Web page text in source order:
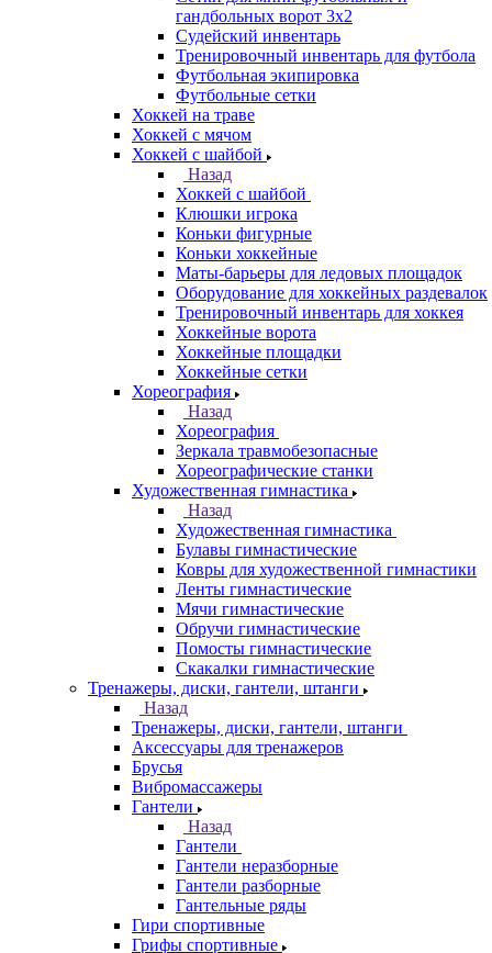
гандбольных ворот 3х2
Судейский инвентарь
Тренировочный инвентарь для футбола
Футбольная экипировка
Футбольные сетки
Хоккей на траве
Хоккей с мячом
Хоккей с шайбой
Назад
Хоккей с шайбой
Клюшки игрока
Коньки фигурные
Коньки хоккейные
Маты-барьеры для ледовых площадок
Оборудование для хоккейных раздевалок
Тренировочный инвентарь для хоккея
Хоккейные ворота
Хоккейные площадки
Хоккейные сетки
Хореография
Назад
Хореография
Зеркала травмобезопасные
Хореографические станки
Художественная гимнастика
Назад
Художественная гимнастика
Булавы гимнастические
Ковры для художественной гимнастики
Ленты гимнастические
Мячи гимнастические
Обручи гимнастические
Помосты гимнастические
Скакалки гимнастические
Тренажеры, диски, гантели, штанги
Назад
Тренажеры, диски, гантели, штанги
Аксессуары для тренажеров
Брусья
Вибромассажеры
Гантели
Назад
Гантели
Гантели неразборные
Гантели разборные
Гантельные ряды
Гири спортивные
Грифы спортивные